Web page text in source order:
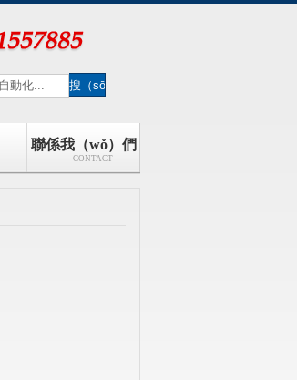
聯係我（wǒ）們
CONTACT